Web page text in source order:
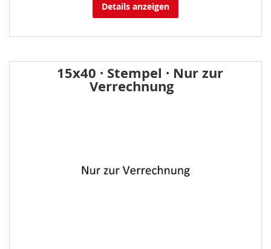
Details anzeigen
15x40 · Stempel · Nur zur
Verrechnung